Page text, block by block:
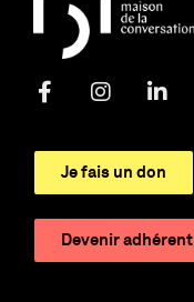
Je fais un don
Devenir adhérent